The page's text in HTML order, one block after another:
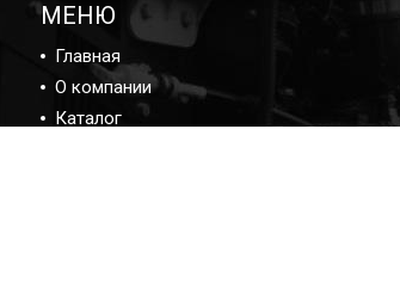
МЕНЮ
Главная
О компании
Каталог